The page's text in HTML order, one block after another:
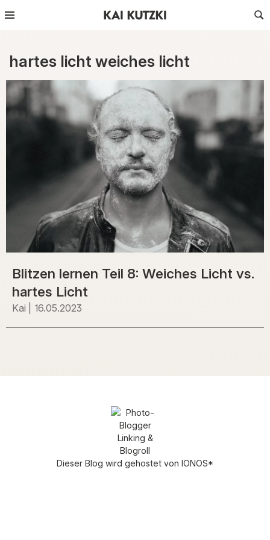
hartes licht weiches licht
Blitzen lernen Teil 8: Weiches Licht vs.
hartes Licht
Kai 16.05.2023
Dieser Blog wird gehostet von IONOS*